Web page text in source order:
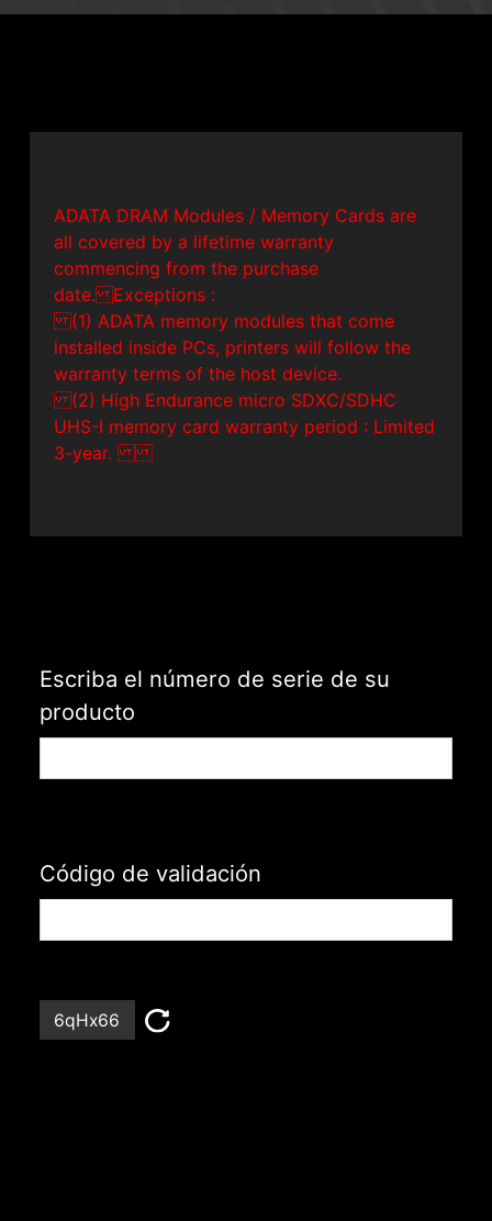
ADATA DRAM Modules / Memory Cards are
all covered by a lifetime warranty
commencing from the purchase
date. Exceptions :
(1) ADATA memory modules that come
installed inside PCs, printers will follow the
warranty terms of the host device.
(2) High Endurance micro SDXC/SDHC
UHS-I memory card warranty period : Limited
3-year.
Escriba el número de serie de su
producto
Código de validación
6qHx66